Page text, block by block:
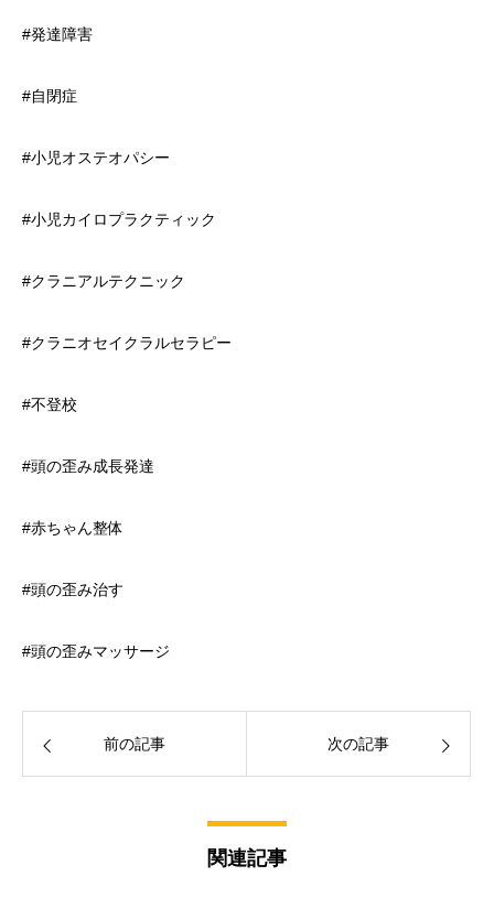
#発達障害
#自閉症
#小児オステオパシー
#小児カイロプラクティック
#クラニアルテクニック
#クラニオセイクラルセラピー
#不登校
#頭の歪み成長発達
#赤ちゃん整体
#頭の歪み治す
#頭の歪みマッサージ
前の記事 次の記事
関連記事